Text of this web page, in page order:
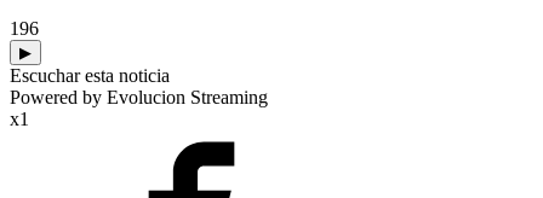
196
▶
Escuchar esta noticia
Powered by Evolucion Streaming
x1